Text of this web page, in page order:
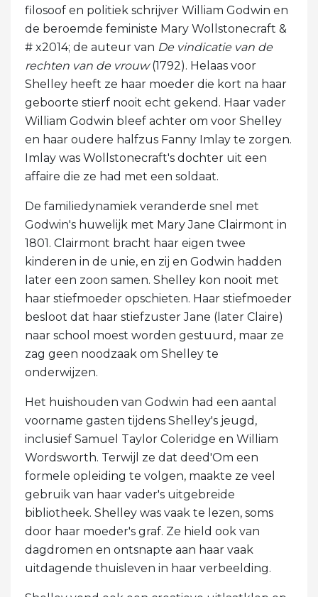
filosoof en politiek schrijver William Godwin en
de beroemde feministe Mary Wollstonecraft &
# x2014; de auteur van De vindicatie van de
rechten van de vrouw(1792). Helaas voor
Shelley heeft ze haar moeder die kort na haar
geboorte stierf nooit echt gekend. Haar vader
William Godwin bleef achter om voor Shelley
en haar oudere halfzus Fanny Imlay te zorgen.
Imlay was Wollstonecraft's dochter uit een
affaire die ze had met een soldaat.
De familiedynamiek veranderde snel met
Godwin's huwelijk met Mary Jane Clairmont in
1801. Clairmont bracht haar eigen twee
kinderen in de unie, en zij en Godwin hadden
later een zoon samen. Shelley kon nooit met
haar stiefmoeder opschieten. Haar stiefmoeder
besloot dat haar stiefzuster Jane (later Claire)
naar school moest worden gestuurd, maar ze
zag geen noodzaak om Shelley te
onderwijzen.
Het huishouden van Godwin had een aantal
voorname gasten tijdens Shelley's jeugd,
inclusief Samuel Taylor Coleridge en William
Wordsworth. Terwijl ze dat deed'Om een ​​
formele opleiding te volgen, maakte ze veel
gebruik van haar vader's uitgebreide
bibliotheek. Shelley was vaak te lezen, soms
door haar moeder's graf. Ze hield ook van
dagdromen en ontsnapte aan haar vaak
uitdagende thuisleven in haar verbeelding.